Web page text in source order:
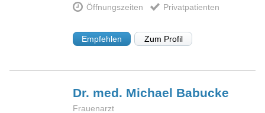
Öffnungszeiten Privatpatienten
Empfehlen Zum Profil
Dr. med. Michael Babucke
Frauenarzt